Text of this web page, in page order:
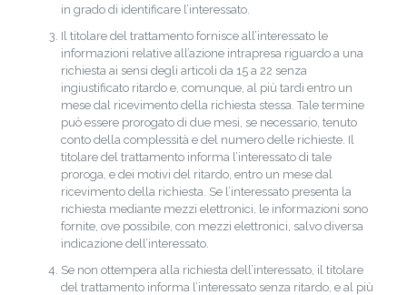
in grado di identificare l’interessato.
Il titolare del trattamento fornisce all’interessato le
informazioni relative all’azione intrapresa riguardo a una
richiesta ai sensi degli articoli da 15 a 22 senza
ingiustificato ritardo e, comunque, al più tardi entro un
mese dal ricevimento della richiesta stessa. Tale termine
può essere prorogato di due mesi, se necessario, tenuto
conto della complessità e del numero delle richieste. Il
titolare del trattamento informa l’interessato di tale
proroga, e dei motivi del ritardo, entro un mese dal
ricevimento della richiesta. Se l’interessato presenta la
richiesta mediante mezzi elettronici, le informazioni sono
fornite, ove possibile, con mezzi elettronici, salvo diversa
indicazione dell’interessato.
Se non ottempera alla richiesta dell’interessato, il titolare
del trattamento informa l’interessato senza ritardo, e al più